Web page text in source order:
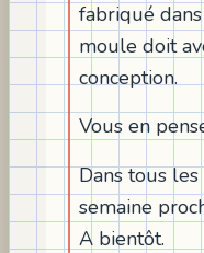
fabriqué
moule doit
conception.
Vous en
Dans tous les
semaine
A bientôt.